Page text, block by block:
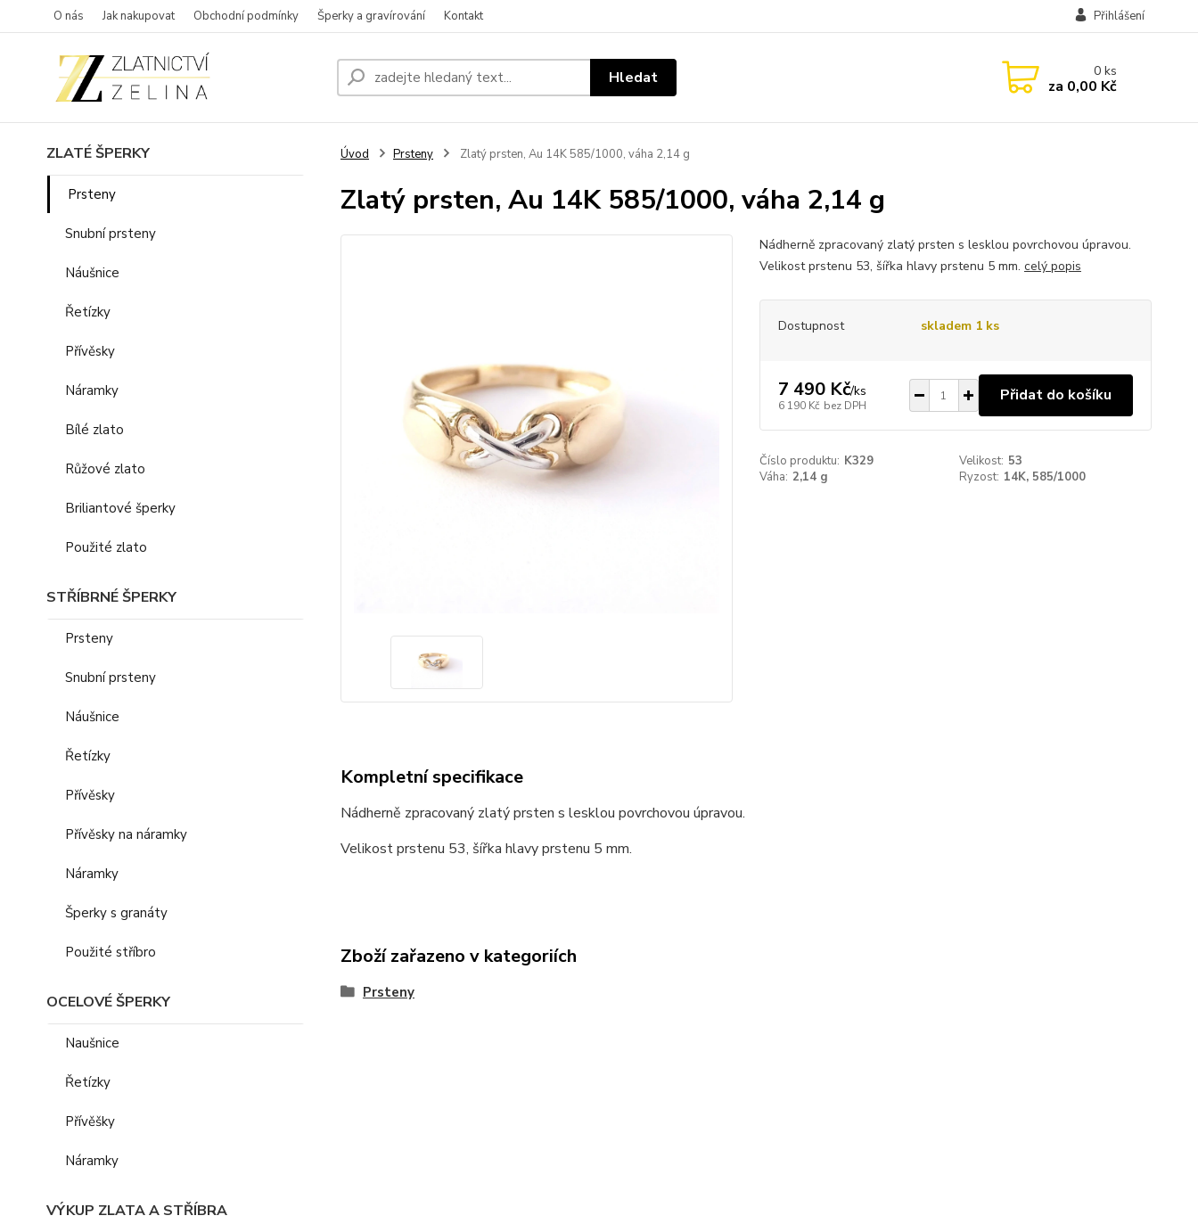
O nás Jak nakupovat Obchodní podmínky Šperky a gravírování Kontakt Přihlášení
Hledat 0ks
za 0,00 Kč
ZLATÉ ŠPERKY
Prsteny
Snubní prsteny
Náušnice
Řetízky
Přívěsky
Náramky
Bílé zlato
Růžové zlato
Briliantové šperky
Použité zlato
STŘÍBRNÉ ŠPERKY
Prsteny
Snubní prsteny
Náušnice
Řetízky
Přívěsky
Přívěsky na náramky
Náramky
Šperky s granáty
Použité stříbro
OCELOVÉ ŠPERKY
Naušnice
Řetízky
Přívěšky
Náramky
VÝKUP ZLATA A STŘÍBRA
Úvod Prsteny Zlatý prsten, Au 14K 585/1000, váha 2,14 g
Zlatý prsten, Au 14K 585/1000, váha 2,14 g
Nádherně zpracovaný zlatý prsten s lesklou povrchovou úpravou.
Velikost prstenu 53, šířka hlavy prstenu 5 mm. celý popis
Dostupnost skladem 1 ks
7 490 Kč/ks
6 190 Kč bez DPH
Přidat do košíku
Číslo produktu: K329 Velikost: 53
Váha: 2,14 g Ryzost: 14K, 585/1000
Kompletní specifikace
Nádherně zpracovaný zlatý prsten s lesklou povrchovou úpravou.
Velikost prstenu 53, šířka hlavy prstenu 5 mm.
Zboží zařazeno v kategoriích
Prsteny